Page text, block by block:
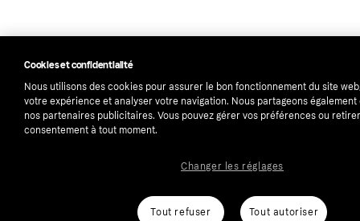
Cookies et confidentialité
Nous utilisons des cookies pour assurer le bon fonctionnement du site
votre expérience et analyser votre navigation. Nous partageons également
nos partenaires publicitaires. Vous pouvez gérer vos préférences ou
consentement à tout moment.
Tout refuser Tout autoriser
Changer les réglages